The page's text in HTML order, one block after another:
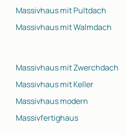
Massivhaus mit Pultdach
Massivhaus mit Walmdach
Massivhaus mit Zwerchdach
Massivhaus mit Keller
Massivhaus modern
Massivfertighaus